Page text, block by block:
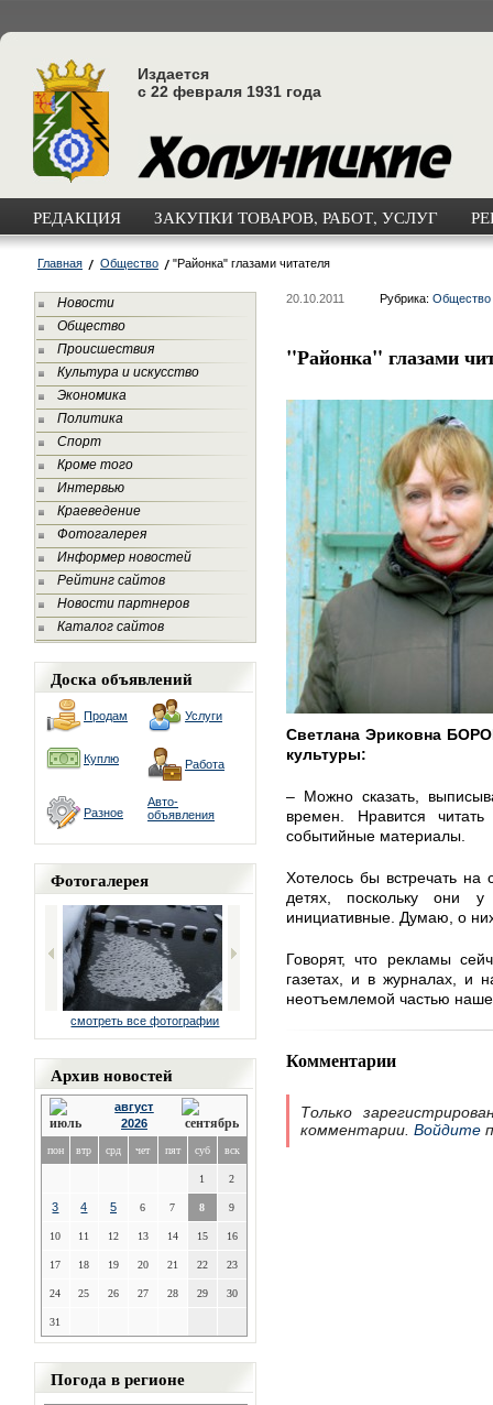
Издается
с 22 февраля 1931 года
РЕДАКЦИЯ ЗАКУПКИ ТОВАРОВ, РАБОТ, УСЛУГ
Главная Общество "Районка" глазами читателя
Новости
Общество
Происшествия
Культура и искусство
Экономика
Политика
Спорт
Кроме того
Интервью
Краеведение
Фотогалерея
Информер новостей
Рейтинг сайтов
Новости партнеров
Каталог сайтов
Доска объявлений
Продам Услуги
Куплю Работа
Разное
Авто-
объявления
Фотогалерея
смотреть все фотографии
Архив новостей
август
2026
пон втр срд чет пят суб вск
1 2
3 4 5 6 7 8 9
10 11 12 13 14 15 16
17 18 19 20 21 22 23
24 25 26 27 28 29 30
31
Погода в регионе
20.10.2011 Рубрика: Общество
"Районка" глазами
Светлана Эриковна
культуры:
– Можно сказать,
времен. Нравится
событийные материалы.
Хотелось бы встречать
детях, поскольку они
инициативные. Думаю, о
Говорят, что рекламы
газетах, и в журналах, и
неотъемлемой частью
Комментарии
Только
комментарии. Войдите